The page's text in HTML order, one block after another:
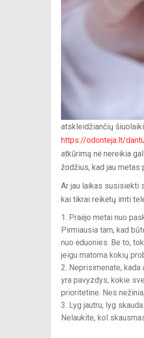
atskleidžiančių
https://odonteja.lt/
atkūrimą nė nereikia
žodžius, kad jau metas
Ar jau laikas susisiekti
kai tikrai reikėtų imti
Praėjo metai nuo
Pirmiausia tam, kad
nuo ėduonies. Be to,
jeigu matoma kokių
Neprisimenate,
yra pavyzdys, kokie
prioritetine. Nes
Lyg jautru, lyg
Nelaukite, kol